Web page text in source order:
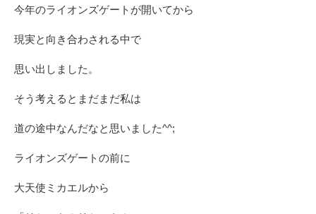
今年のライオンズゲートが開いてから
現実と向き合わされる中で
思い出しました。
そう考えるとまだまだ私は
道の途中なんだなと思いました^^;
ライオンズゲートの前に
大天使ミカエルから